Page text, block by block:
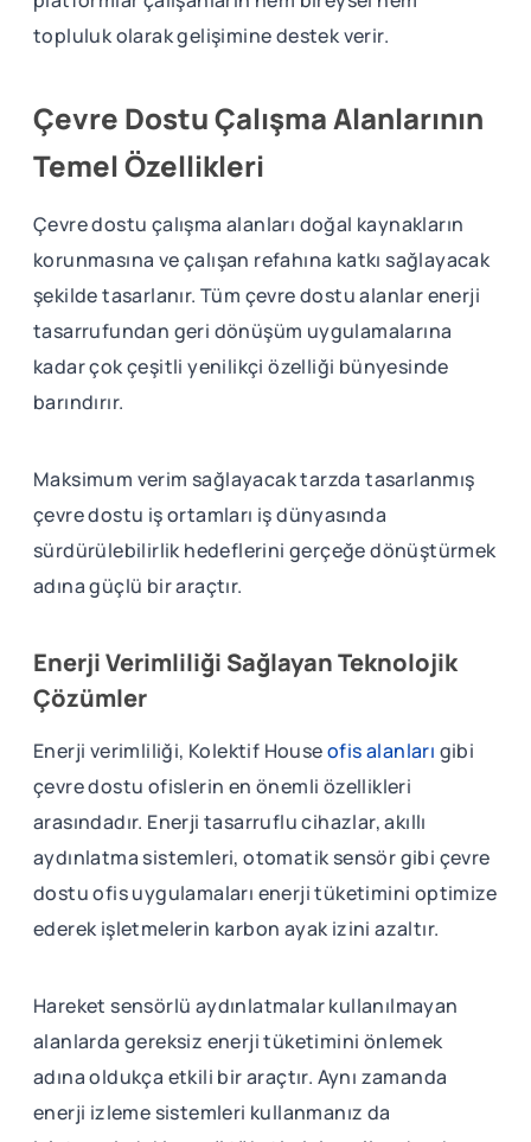
topluluk olarak gelişimine destek verir.
Çevre Dostu Çalışma Alanlarının
Temel Özellikleri
Çevre dostu çalışma alanları doğal kaynakların
korunmasına ve çalışan refahına katkı sağlayacak
şekilde tasarlanır. Tüm çevre dostu alanlar enerji
tasarrufundan geri dönüşüm uygulamalarına
kadar çok çeşitli yenilikçi özelliği bünyesinde
barındırır.
Maksimum verim sağlayacak tarzda tasarlanmış
çevre dostu iş ortamları iş dünyasında
sürdürülebilirlik hedeflerini gerçeğe dönüştürmek
adına güçlü bir araçtır.
Enerji Verimliliği Sağlayan Teknolojik
Çözümler
Enerji verimliliği, Kolektif Houseofis alanları gibi
çevre dostu ofislerin en önemli özellikleri
arasındadır. Enerji tasarruflu cihazlar, akıllı
aydınlatma sistemleri, otomatik sensör gibi çevre
dostu ofis uygulamaları enerji tüketimini optimize
ederek işletmelerin karbon ayak izini azaltır.
Hareket sensörlü aydınlatmalar kullanılmayan
alanlarda gereksiz enerji tüketimini önlemek
adına oldukça etkili bir araçtır. Aynı zamanda
enerji izleme sistemleri kullanmanız da